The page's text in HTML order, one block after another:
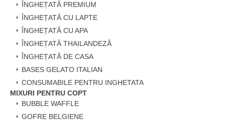
ÎNGHEȚATĂ PREMIUM
ÎNGHEȚATĂ CU LAPTE
ÎNGHEȚATĂ CU APA
ÎNGHEȚATĂ THAILANDEZĂ
ÎNGHEȚATĂ DE CASA
BASES GELATO ITALIAN
CONSUMABILE PENTRU INGHETATA
MIXURI PENTRU COPT
BUBBLE WAFFLE
GOFRE BELGIENE